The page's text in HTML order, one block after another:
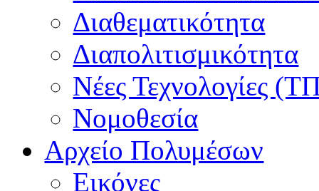
Διαθεματικότητα
Διαπολιτισμικότητα
Νέες Τεχνολογίες
Νομοθεσία
Αρχείο Πολυμέσων
Εικόνες